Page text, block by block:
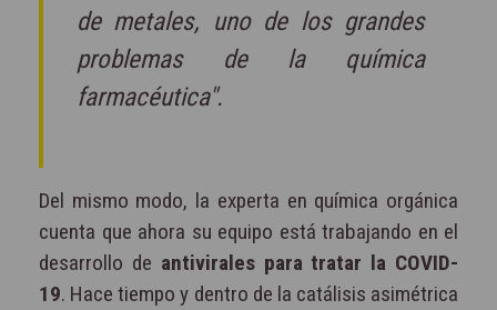
de metales, uno de los grandes
problemas de la química
farmacéutica".
Del mismo modo, la experta en química orgánica
cuenta que ahora su equipo está trabajando en el
desarrollo de antivirales para tratar la COVID-
19. Hace tiempo y dentro de la catálisis asimétrica